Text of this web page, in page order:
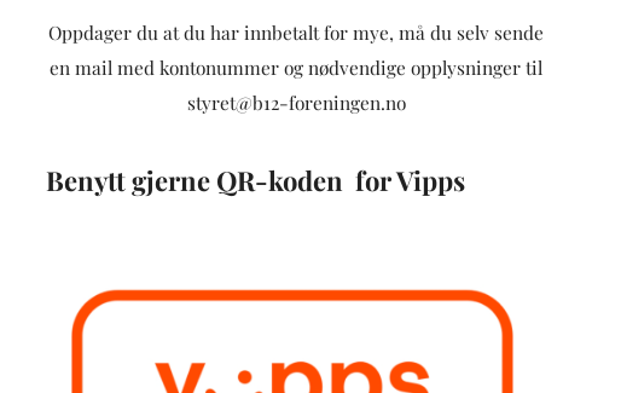
Oppdager du at du har innbetalt for mye, må du selv sende
en mail med kontonummer og nødvendige opplysninger til
styret@b12-foreningen.no
Benytt gjerne QR-koden for Vipps